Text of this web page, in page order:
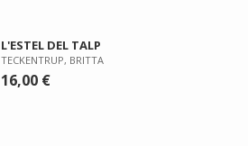
L'ESTEL DEL TALP
TECKENTRUP, BRITTA
16,00 €